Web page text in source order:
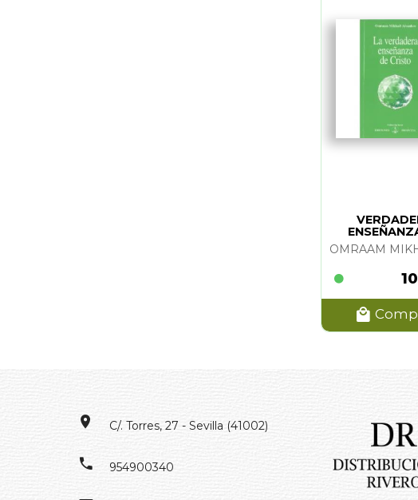
CRISTO.
C/. Torres, 27 - Sevilla (41002)
954900340